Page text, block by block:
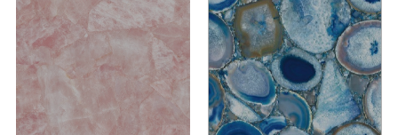
结晶干粒亮抛
钻粉干粒+数码微雕
肌纹釉+数码微雕